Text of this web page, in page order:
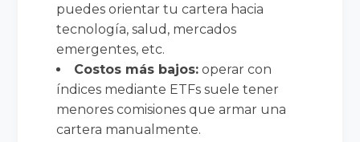
puedes orientar tu cartera hacia
tecnología, salud, mercados
emergentes, etc.
Costos más bajos: operar con
índices mediante ETFs suele tener
menores comisiones que armar una
cartera manualmente.